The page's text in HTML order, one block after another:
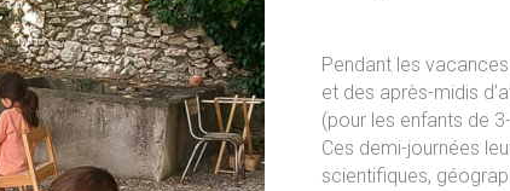
Pendant les
et des après-midis
(pour les enfants de
Ces demi-journées
scientifiques,